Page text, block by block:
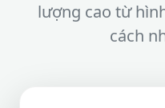
lượng cao từ
cách